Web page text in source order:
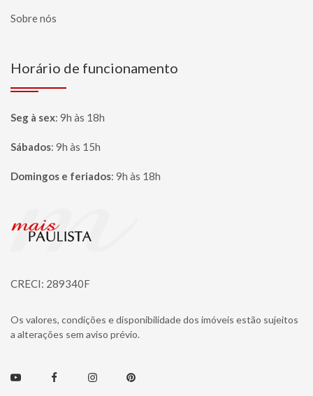
Sobre nós
Horário de funcionamento
Seg à sex: 9h às 18h
Sábados: 9h às 15h
Domingos e feriados: 9h às 18h
Página inicial
CRECI: 289340F
Os valores, condições e disponibilidade dos imóveis estão sujeitos
a alterações sem aviso prévio.
Youtube FacebookInstagramPinterest